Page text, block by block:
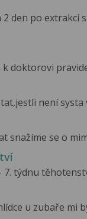
den po extrakci
doktorovi
není systa
snažíme se o
týdnu
u zubaře mi